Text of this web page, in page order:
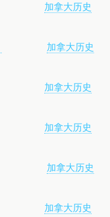
加拿大历史
加拿大历史
加拿大历史
加拿大历史
加拿大历史
加拿大历史